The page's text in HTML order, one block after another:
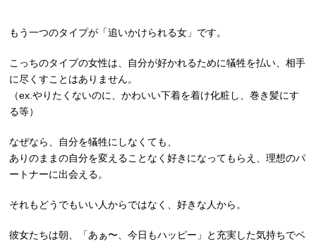
もう一つのタイプが「追いかけられる女」です。
こっちのタイプの女性は、自分が好かれるために犠牲を払い、相手
に尽くすことはありません。
（ex.やりたくないのに、かわいい下着を着け化粧し、巻き髪にす
る等）
なぜなら、自分を犠牲にしなくても、
ありのままの自分を変えることなく好きになってもらえ、理想のパ
ートナーに出会える。
それもどうでもいい人からではなく、好きな人から。
彼女たちは朝、「あぁ〜、今日もハッピー」と充実した気持ちでベ